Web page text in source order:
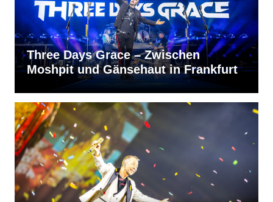
Three Days Grace – Zwischen
Moshpit und Gänsehaut in Frankfurt